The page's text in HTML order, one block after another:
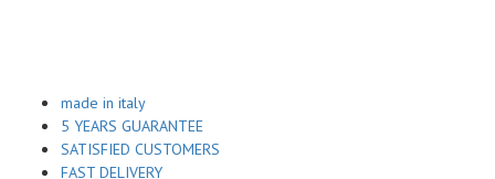
made in italy
5 YEARS GUARANTEE
SATISFIED CUSTOMERS
FAST DELIVERY